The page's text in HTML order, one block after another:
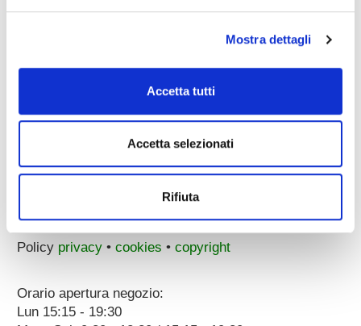
Mostra dettagli
Accetta tutti
Accetta selezionati
Rifiuta
37122 Verona (ITALY)
a 100 metri dal Parcheggio Arena
Dati societari
Policy privacy• cookies • copyright
Orario apertura negozio:
Lun 15:15 - 19:30